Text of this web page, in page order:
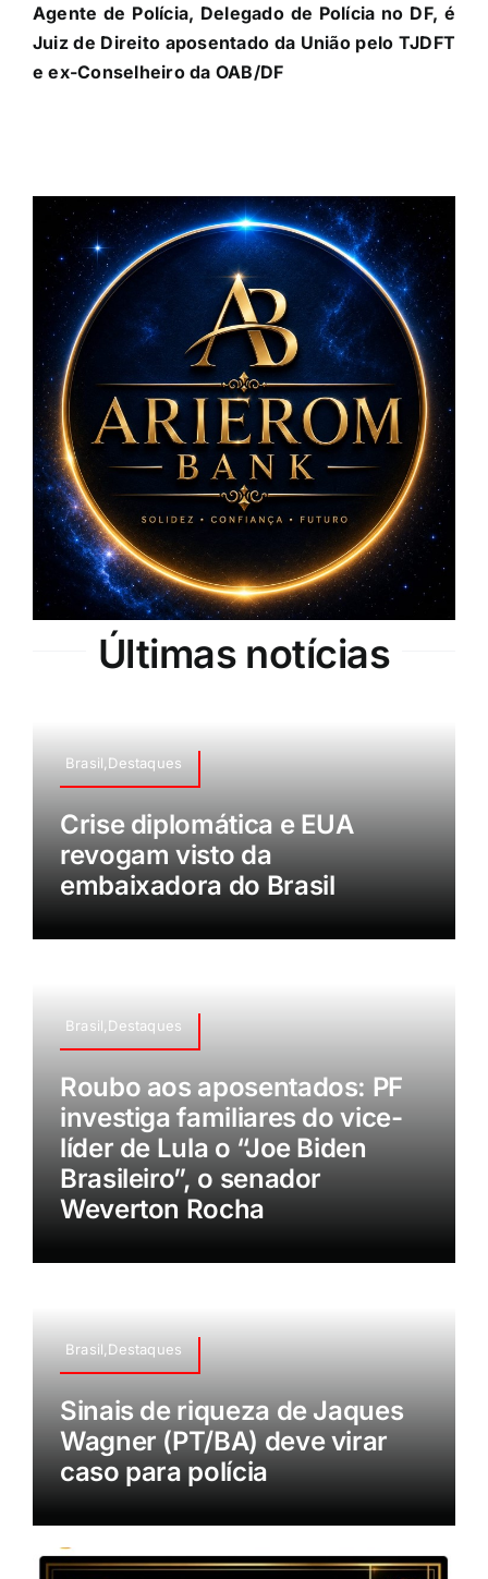
Agente de Polícia, Delegado de Polícia no DF, é
Juiz de Direito aposentado da União pelo TJDFT
e ex-Conselheiro da OAB/DF
Últimas notícias
Brasil,Destaques
Crise diplomática e EUA
revogam visto da
embaixadora do Brasil
Brasil,Destaques
Roubo aos aposentados: PF
investiga familiares do vice-
líder de Lula o “Joe Biden
Brasileiro”, o senador
Weverton Rocha
Brasil,Destaques
Sinais de riqueza de Jaques
Wagner (PT/BA) deve virar
caso para polícia